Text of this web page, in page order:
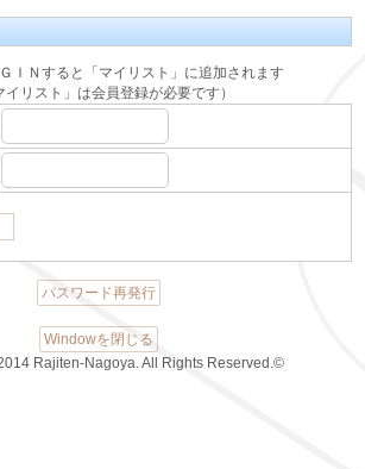
ＩＮすると「マイリスト」に追加されます
イリスト」は会員登録が必要です）
パスワード再発行
Windowを閉じる
Rajiten-Nagoya. All Rights Reserved.©